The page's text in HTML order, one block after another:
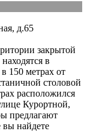
д.65
закрытой
в
150 метрах от
столовой
расположился
Курортной,
предлагают
найдете